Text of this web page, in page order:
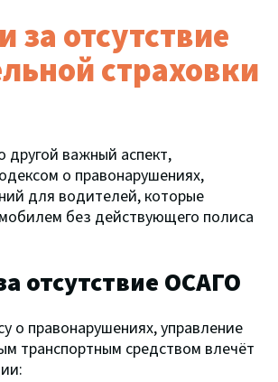
за отсутствие
страховки
другой важный аспект,
о правонарушениях,
для водителей, которые
без действующего полиса
отсутствие ОСАГО
о правонарушениях, управление
транспортным средством влечёт